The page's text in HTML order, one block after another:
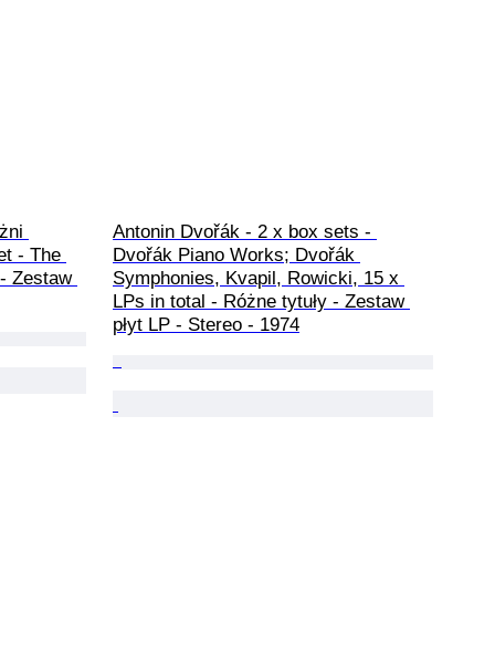
- The
Zestaw
Antonin Dvořák - 2 x box sets -
Dvořák Piano Works; Dvořák
Symphonies, Kvapil, Rowicki, 15 x
LPs in total - Różne tytuły - Zestaw
płyt LP - Stereo - 1974